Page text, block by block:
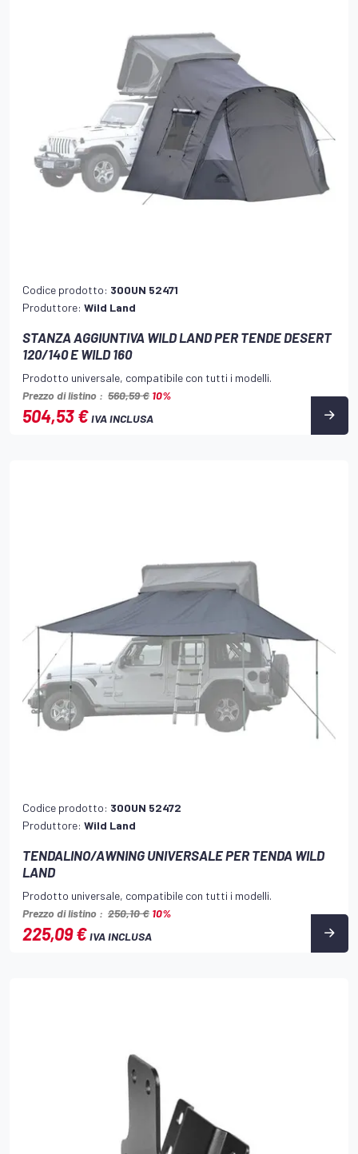
Codice prodotto: 300UN 52471
Produttore: Wild Land
STANZA AGGIUNTIVA WILD LAND PER TENDE DESERT
120/140 E WILD 160
Prodotto universale, compatibile con tutti i modelli.
Prezzo di listino : 560,59 € 10%
504,53 €IVA INCLUSA
Codice prodotto: 300UN 52472
Produttore: Wild Land
TENDALINO/AWNING UNIVERSALE PER TENDA WILD
LAND
Prodotto universale, compatibile con tutti i modelli.
Prezzo di listino : 250,10 € 10%
225,09 €IVA INCLUSA